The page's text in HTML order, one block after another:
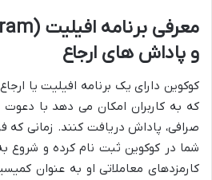
و پاداش های ارجاع
که به کاربران امکان می دهد با
صرافی، پاداش دریافت کنند. زمانی که
شما در کوکوین ثبت نام کرده و شروع
کارمزدهای معاملاتی او به عنوان